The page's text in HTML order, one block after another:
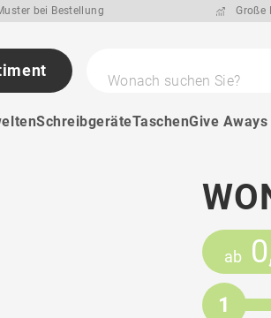
bei Bestellung Große
Wonach suchen Sie?
SchreibgeräteTaschenGive
ab
1